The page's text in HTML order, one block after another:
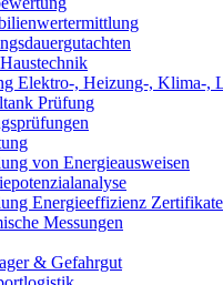
Elektro-, Heizung-, Klima-,
Prüfung
von Energieausweisen
Energieeffizienz Zertifikate
Messungen
& Gefahrgut